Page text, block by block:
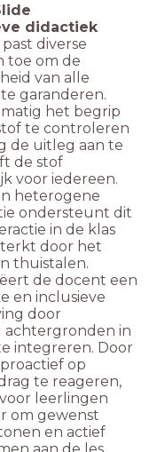
didactiek
diverse
toe om de
van alle
garanderen.
het begrip
te controleren
de uitleg aan te
de stof
voor iedereen.
heterogene
ondersteunt dit
in de klas
door het
thuistalen.
de docent een
en inclusieve
door
in
integreren. Door
op
te reageren,
leerlingen
om gewenst
en actief
aan de les.